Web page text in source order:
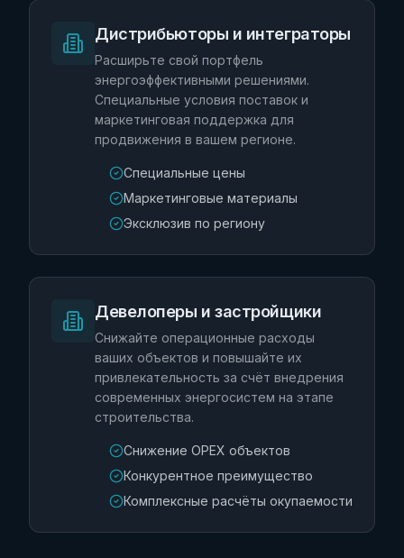
Дистрибьюторы и интеграторы
Расширьте свой портфель
энергоэффективными решениями.
Специальные условия поставок и
маркетинговая поддержка для
продвижения в вашем регионе.
Специальные цены
Маркетинговые материалы
Эксклюзив по региону
Девелоперы и застройщики
Снижайте операционные расходы
ваших объектов и повышайте их
привлекательность за счёт внедрения
современных энергосистем на этапе
строительства.
Снижение OPEX объектов
Конкурентное преимущество
Комплексные расчёты окупаемости